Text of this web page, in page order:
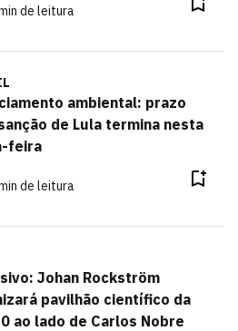
de leitura
ambiental: prazo
de Lula termina nesta
feira
de leitura
Johan Rockström
pavilhão científico da
ao lado de Carlos Nobre